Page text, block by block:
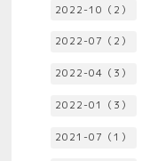
2022-10（2）
2022-07（2）
2022-04（3）
2022-01（3）
2021-07（1）